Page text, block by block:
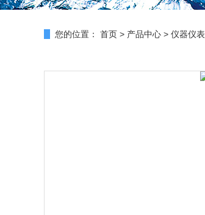
您的位置： 首页 > 产品中心 > 仪器仪表